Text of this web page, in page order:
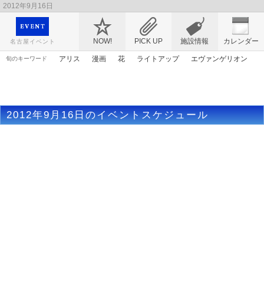
2012年9月16日
映画や音楽コンサート、レジャーやアート、テレビ、ショップ、出会い、転職まで名古
屋のイベント情報を幅広く掲載
名古屋イベント NOW! PICK UP カレンダー
施設情報
旬のキーワード アリス 漫画 花 ライトアップ
エヴァンゲリオン
2012年9月16日のイベントスケジュール